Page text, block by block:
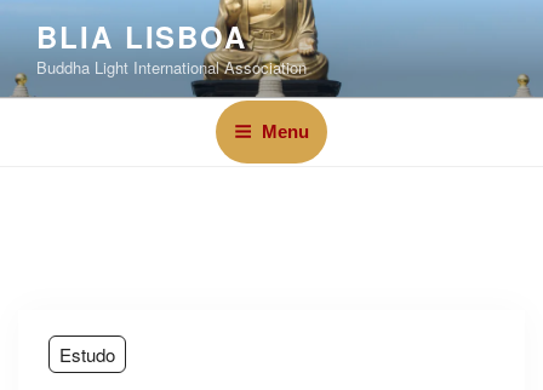
BLIA LISBOA
Buddha Light International Association
Menu
Estudo